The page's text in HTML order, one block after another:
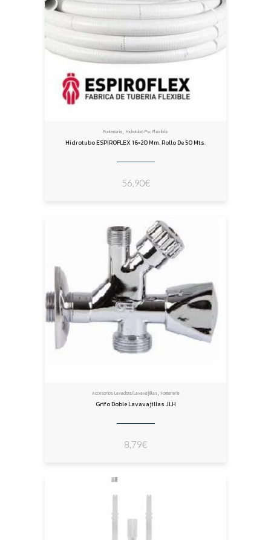
Fontanería, Hidrotubo Pvc Flexible
Hidrotubo ESPIROFLEX 16×20 Mm. Rollo De 50 Mts.
56,90€
Accesorios Lavadora/Lavavajillas, Fontanería
Grifo Doble Lavavajillas JLH
8,79€